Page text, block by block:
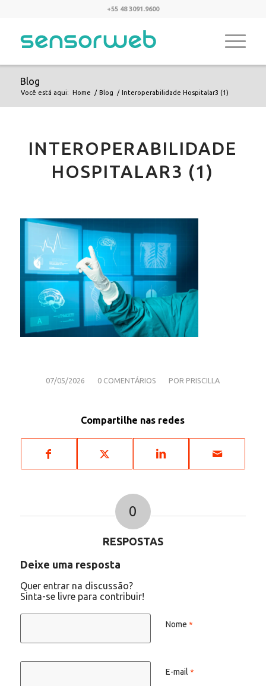
+55 48 3091.9600
Blog
Você está aqui: Home / Blog / Interoperabilidade Hospitalar3 (1)
INTEROPERABILIDADE
HOSPITALAR3 (1)
07/05/2026
/ 0 COMENTÁRIOS
/ POR PRISCILLA
Compartilhe nas redes
0
RESPOSTAS
Deixe uma resposta
Quer entrar na discussão?
Sinta-se livre para contribuir!
Nome *
E-mail *